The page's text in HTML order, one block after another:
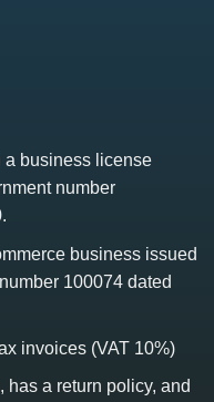
a business license
number
business issued
100074 dated
invoices (VAT 10%)
a return policy, and